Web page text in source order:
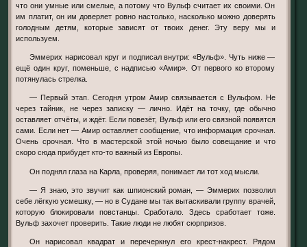
что они умные или смелые, а потому что Вульф считает их своими. Он
им платит, он им доверяет ровно настолько, насколько можно доверять
голодным детям, которые зависят от твоих денег. Эту веру мы и
используем.
Эммерих нарисовал круг и подписал внутри: «Вульф». Чуть ниже —
ещё один круг, поменьше, с надписью «Амир». От первого ко второму
потянулась стрелка.
— Первый этап. Сегодня утром Амир связывается с Вульфом. Не
через тайник, не через записку — лично. Идёт на точку, где обычно
оставляет отчёты, и ждёт. Если повезёт, Вульф или его связной появятся
сами. Если нет — Амир оставляет сообщение, что информация срочная.
Очень срочная. Что в мастерской этой ночью было совещание и что
скоро сюда прибудет кто-то важный из Европы.
Он поднял глаза на Карла, проверяя, понимает ли тот ход мысли.
— Я знаю, это звучит как шпионский роман, — Эммерих позволил
себе лёгкую усмешку, — но в Судане мы так вытаскивали группу врачей,
которую блокировали повстанцы. Сработало. Здесь сработает тоже.
Вульф захочет проверить. Такие люди не любят сюрпризов.
Он нарисовал квадрат и перечеркнул его крест-накрест. Рядом